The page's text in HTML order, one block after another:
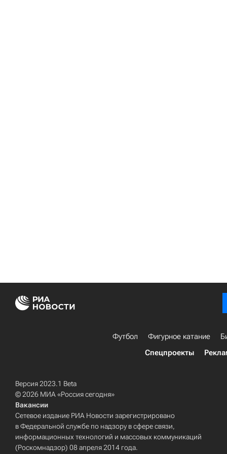
Футбол Фигурное катание
Спецпроекты
Версия 2023.1 Beta
© 2026 МИА «Россия сегодня»
Вакансии
Сетевое издание РИА Новости зарегистрировано
в Федеральной службе по надзору в сфере связи,
информационных технологий и массовых коммуникаций
(Роскомнадзор) 08 апреля 2014 года.